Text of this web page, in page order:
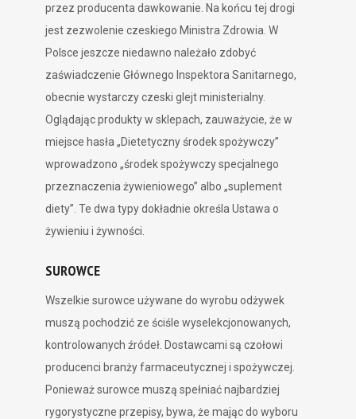
przez producenta dawkowanie. Na końcu tej drogi
jest zezwolenie czeskiego Ministra Zdrowia. W
Polsce jeszcze niedawno należało zdobyć
zaświadczenie Głównego Inspektora Sanitarnego,
obecnie wystarczy czeski glejt ministerialny.
Oglądając produkty w sklepach, zauważycie, że w
miejsce hasła „Dietetyczny środek spożywczy”
wprowadzono „środek spożywczy specjalnego
przeznaczenia żywieniowego” albo „suplement
diety”. Te dwa typy dokładnie określa Ustawa o
żywieniu i żywności.
SUROWCE
Wszelkie surowce używane do wyrobu odżywek
muszą pochodzić ze ściśle wyselekcjonowanych,
kontrolowanych źródeł. Dostawcami są czołowi
producenci branży farmaceutycznej i spożywczej.
Ponieważ surowce muszą spełniać najbardziej
rygorystyczne przepisy, bywa, że mając do wyboru